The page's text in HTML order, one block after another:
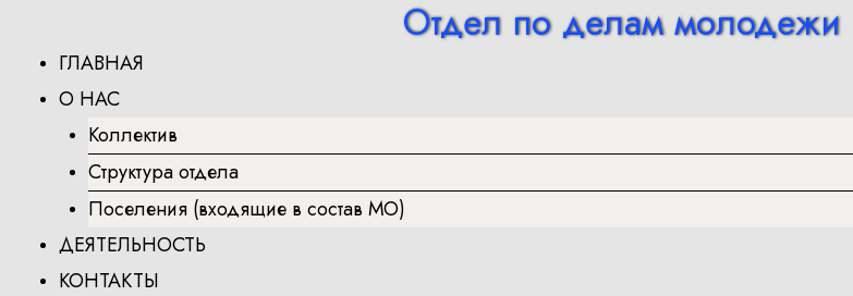
содержимому
Отдел по делам молодежи
ГЛАВНАЯ
О НАС
Коллектив
Структура отдела
Поселения (входящие в состав МО)
ДЕЯТЕЛЬНОСТЬ
КОНТАКТЫ